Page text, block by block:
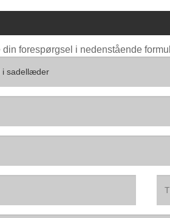
forespørgsel i nedenstående